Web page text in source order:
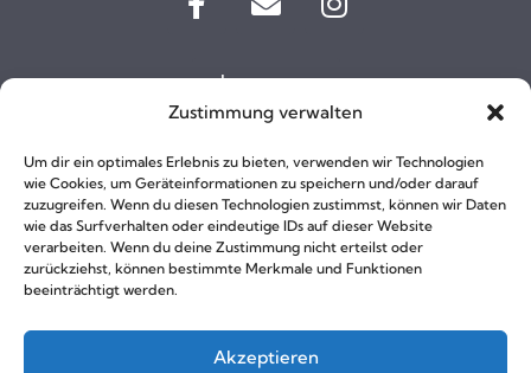
Zustimmung verwalten
Um dir ein optimales Erlebnis zu bieten, verwenden wir Technologien
wie Cookies, um Geräteinformationen zu speichern und/oder darauf
zuzugreifen. Wenn du diesen Technologien zustimmst, können wir Daten
wie das Surfverhalten oder eindeutige IDs auf dieser Website
verarbeiten. Wenn du deine Zustimmung nicht erteilst oder
zurückziehst, können bestimmte Merkmale und Funktionen
beeinträchtigt werden.
Akzeptieren
Impressum